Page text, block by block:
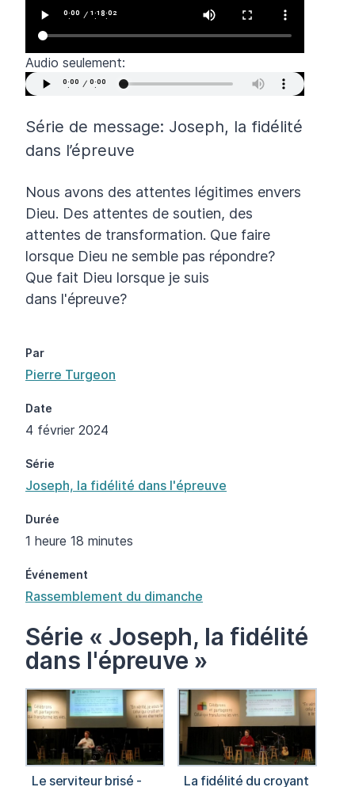
Audio seulement:
Série de message: Joseph, la fidélité
dans l’épreuve
Nous avons des attentes légitimes envers
Dieu. Des attentes de soutien, des
attentes de transformation. Que faire
lorsque Dieu ne semble pas répondre?
Que fait Dieu lorsque je suis
dans l'épreuve?
Par
Pierre Turgeon
Date
4 février 2024
Série
Joseph, la fidélité dans l'épreuve
Durée
1 heure 18 minutes
Événement
Rassemblement du dimanche
Série « Joseph, la fidélité
dans l'épreuve »
Le serviteur brisé - La fidélité du croyant